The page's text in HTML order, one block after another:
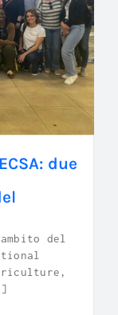
due
del